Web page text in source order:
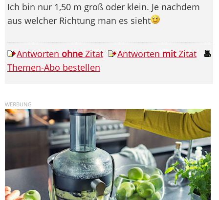
Ich bin nur 1,50 m groß oder klein. Je nachdem
aus welcher Richtung man es sieht
Antworten ohne Zitat Antworten mitZitat
Themen-Abo bestellen